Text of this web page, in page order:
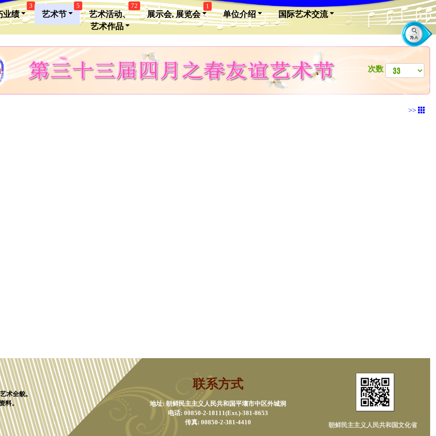
业绩
3
艺术节
5
艺术活动、
艺术作品
72
展示会, 展览会
1
单位介绍 国际艺术交流
次数
>>
术全貌。
料。
联系方式
地址: 朝鲜民主主义人民共和国平壤市中区外城洞
电话: 00850-2-18111(Ext.)-381-8653
传真: 00850-2-381-4410
朝鲜民主主义人民共和国文化省